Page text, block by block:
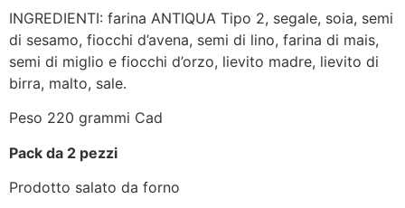
INGREDIENTI: farina ANTIQUA Tipo 2, segale, soia, semi
di sesamo, fiocchi d’avena, semi di lino, farina di mais,
semi di miglio e fiocchi d’orzo, lievito madre, lievito di
birra, malto, sale.
Peso 220 grammi Cad
Pack da 2 pezzi
Prodotto salato da forno